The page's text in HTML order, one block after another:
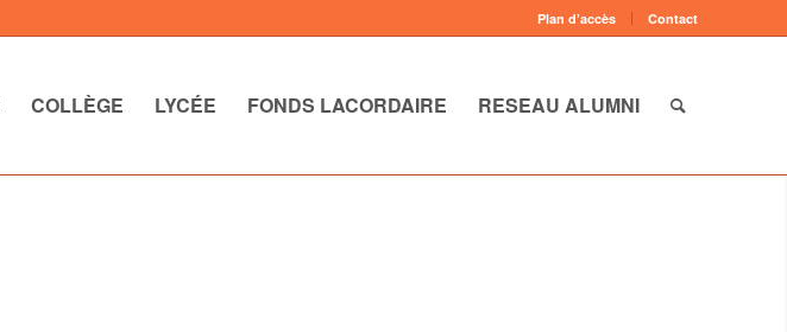
Plan d’accès Contact
COLLÈGE LYCÉE FONDS LACORDAIRE RESEAU ALUMNI